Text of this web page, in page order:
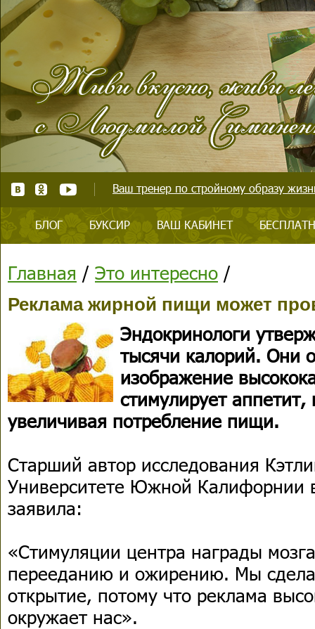
Ваш тренер по стройному образу
БЛОГ БУКСИР ВАШ КАБИНЕТ
Главная / Это интересно /
Реклама жирной пищи может
Эндокринологи
тысячи калорий. Они
изображение
стимулирует
увеличивая потребление пищи.
Старший автор исследования
Университете Южной Калифорнии
заявила:
«Стимуляции центра награды
перееданию и ожирению. Мы
открытие, потому что реклама
окружает нас».